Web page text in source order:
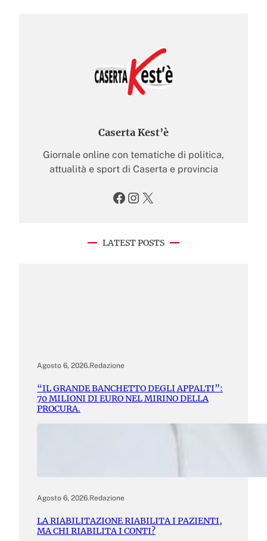
Caserta Kest’è
Giornale online con tematiche di politica,
attualità e sport di Caserta e provincia
Facebook Instagram X
LATEST POSTS
Agosto 6, 2026.Redazione
“IL GRANDE BANCHETTO DEGLI APPALTI”:
70 MILIONI DI EURO NEL MIRINO DELLA
PROCURA.
Agosto 6, 2026.Redazione
LA RIABILITAZIONE RIABILITA I PAZIENTI,
MA CHI RIABILITA I CONTI?